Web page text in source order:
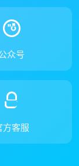
众号
方客服